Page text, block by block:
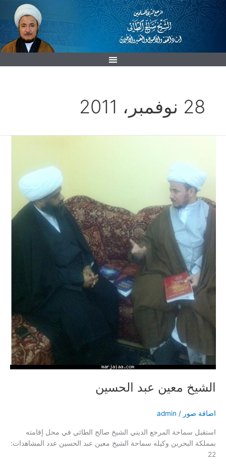
تخطي
28 نوفمبر، 2011
الشيخ معين عبد الحسين
اضافة صور /
admin
استقبل سماحة المرجع الديني الشيخ صالح الطائي في محل إقامته
بمملكة البحرين وكيله سماحة الشيخ معين عبد الحسين عدد المشاهدات:
22